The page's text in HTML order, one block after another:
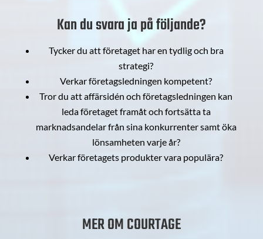
Kan du svara ja på följande?
Tycker du att företaget har en tydlig och bra
strategi?
Verkar företagsledningen kompetent?
Tror du att affärsidén och företagsledningen kan
leda företaget framåt och fortsätta ta
marknadsandelar från sina konkurrenter samt öka
lönsamheten varje år?
Verkar företagets produkter vara populära?
MER OM COURTAGE